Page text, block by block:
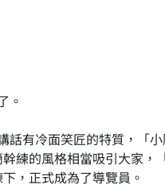
。
話有冷面笑匠的特質，「
練的風格相當吸引大家，
，正式成為了導覽員。